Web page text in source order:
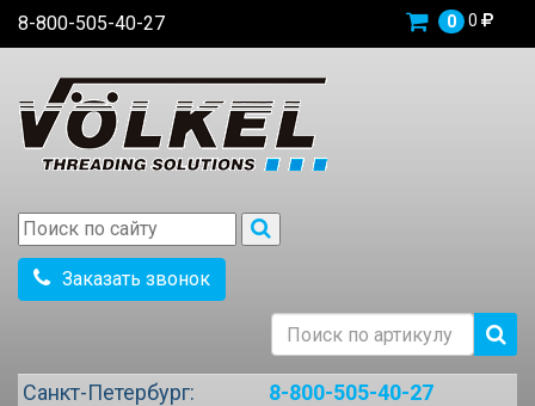
8-800-505-40-27 0 0
Заказать звонок
Санкт-Петербург:
8-800-505-40-27